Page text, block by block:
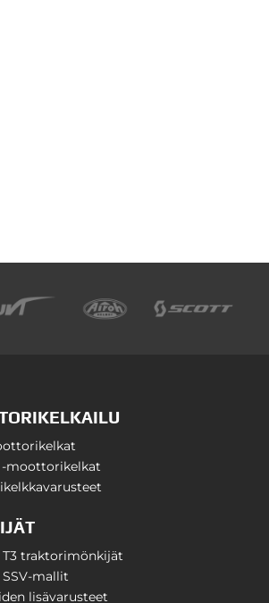
-moottorikelkat
T3 traktorimönkijät
mallit
lisävarusteet